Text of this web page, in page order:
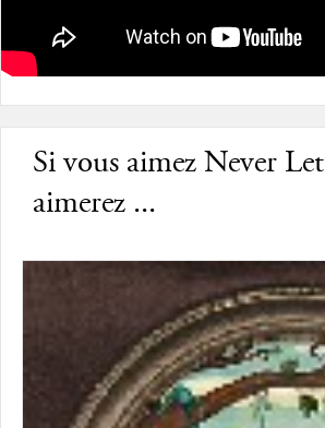
Si vous aimez Never
aimerez ...